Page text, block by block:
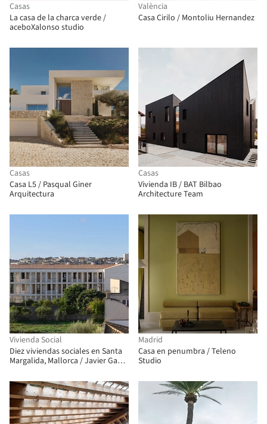
Casas
La casa de la charca verde /
aceboXalonso studio
València
Casa Cirilo / Montoliu Hernandez
Casas
Casa L5 / Pasqual Giner
Arquitectura
Casas
Vivienda IB / BAT Bilbao
Architecture Team
Vivienda Social
Diez viviendas sociales en Santa
Margalida, Mallorca / Javier Gavín
Moreno + DATAAE
Madrid
Casa en penumbra / Teleno
Studio